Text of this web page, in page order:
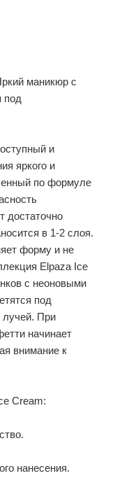
маникюр с
под
и
яркого и
по формуле
достаточно
в 1-2 слоя.
форму и не
Elpaza Ice
с неоновыми
под
лучей. При
начинает
внимание к
Cream:
нанесения.